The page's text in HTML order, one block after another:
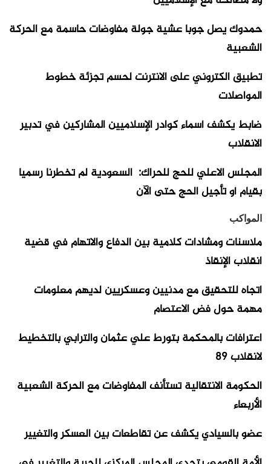
حمدوك يصل جوبا عشية جولة مفاوضات حاسمة مع الحركة
الشعبية
تطبيق الكتروني على الانترنت لحسم تجزئة خطوط
المواصلات
ضابط يكشف أسماء كوادر الإسلاميين المشاركين في تدبير
الانقلاب
المجلس الاعلي للحج للحراك: السعودية لم تخطرنا رسميا
بقيام أو تأجيل الحج حتى الآن
المواكب
ملاسنات ومشادات كلامية بين الدفاع والاتهام في قضية
انقلاب الإنقاذ
اتجاه للتحقيق مع مدنيين وعسكريين لديهم معلومات
مهمة حول فض الاعتصام
اعترافات بالمحكمة بتورط علي عثمان والترابي بالتخطيط
لانقلاب 89
الحكومة الانتقالية تستأنف المفاوضات مع الحركة الشعبية
الأربعاء
عضو بالسيادي يكشف عن تقاطعات بين العسكر والتغيير